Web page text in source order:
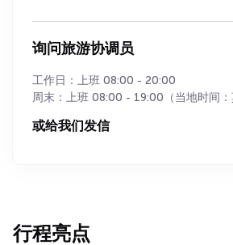
询问旅游协调员
工作日：上班 08:00 - 20:00
周末：上班 08:00 - 19:00（当地时间：
或给我们发信
行程亮点